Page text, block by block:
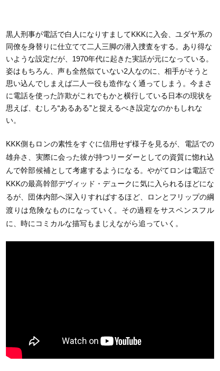
黒人刑事が電話で白人になりすましてKKKに入会、ユダヤ系の
同僚を身替りに仕立てて二人三脚の潜入捜査をする。あり得な
いような設定だが、1970年代に起きた実話が元になっている。
姿はもちろん、声も全然似ていない2人なのに、相手がそうと
思い込んでしまえば二人一役も造作なく通ってしまう。今まさ
に電話を使った詐欺がこれでもかと横行している日本の現状を
思えば、むしろ“あるある”と捉えるべき設定なのかもしれな
い。
KKK側もロンの素性をすぐに信用せず様子を見るが、電話での
雄弁さ、実際に会った彼が持つリーダーとしての資質に惚れ込
んで幹部候補として考慮するようになる。やがてロンは電話で
KKKの最高幹部デヴィッド・デュークに気に入られるほどにな
るが、団体内部へ深入りすればするほど、ロンとフリップの綱
渡りは危険なものになっていく。その過程をサスペンスフル
に、時にコミカルな描写もまじえながら追っていく。